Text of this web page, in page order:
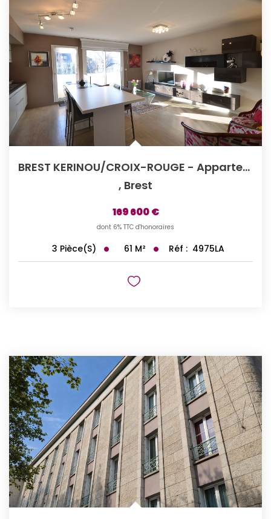
BREST KERINOU/CROIX-ROUGE - Appartement T3 Rénové De 61m²...
, Brest
169 600 €
dont 6% TTC d'honoraires
3 Pièce(s) 61 M² Réf : 4975LA